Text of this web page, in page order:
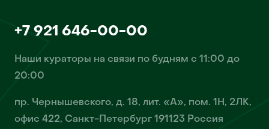
+7 921 646-00-00
Наши кураторы на связи по будням с 11:00 до
20:00
пр. Чернышевского, д. 18, лит. «А», пом. 1Н, 2ЛК,
офис 422, Санкт-Петербург 191123 Россия